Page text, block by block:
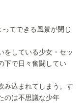
てできる風景が閉じ
をしている少女・セッ
下で日々奮闘してい
み込まれてしまう。す
のは不思議な少年